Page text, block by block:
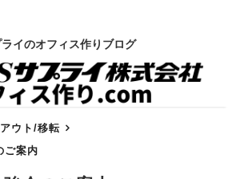
イのオフィス作りブログ
ウト/移転
ご案内